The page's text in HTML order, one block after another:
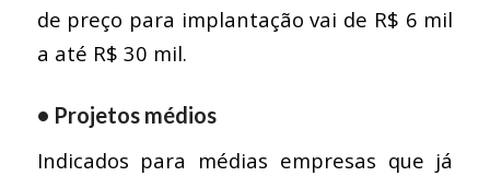
de preço para implantação vai de R$ 6 mil
a até R$ 30 mil.
• Projetos médios
Indicados para médias empresas que já